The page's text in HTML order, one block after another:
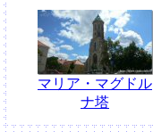
マリア・マグドル
ナ塔